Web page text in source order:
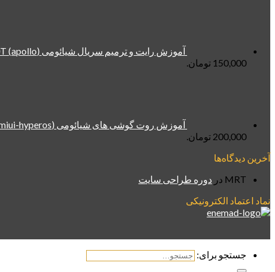
آموزش رایت و ترمیم سریال شیائومی (apollo) Mi 10T و Mi 10T Pro هر دو سیم (روش جدید)
150,000 تومان.
آموزش روت گوشی های شیائومی (miui-hyperos) توسط دانگل DFT (تست شده در آخرین سکیوریتی)
200,000 تومان.
آخرین دیدگاه‌ها
MRT در دوره طراحی سایت
نماد اعتماد الکترونیکی
جستجو برای: